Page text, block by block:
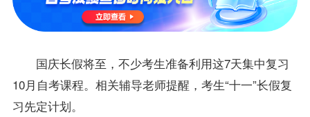
国庆长假将至，不少考生准备利用这7天集中复习
10月自考课程。相关辅导老师提醒，考生“十一”长假复
习先定计划。